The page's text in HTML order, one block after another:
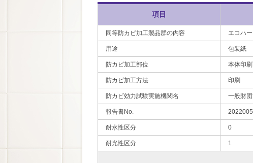
項目
同等防カビ加工製品群の内容 エコハ
用途 包装紙
防カビ加工部位 本体印
防カビ加工方法 印刷
防カビ効力試験実施機関名 一般財
報告書No.
耐水性区分 0
耐光性区分 1